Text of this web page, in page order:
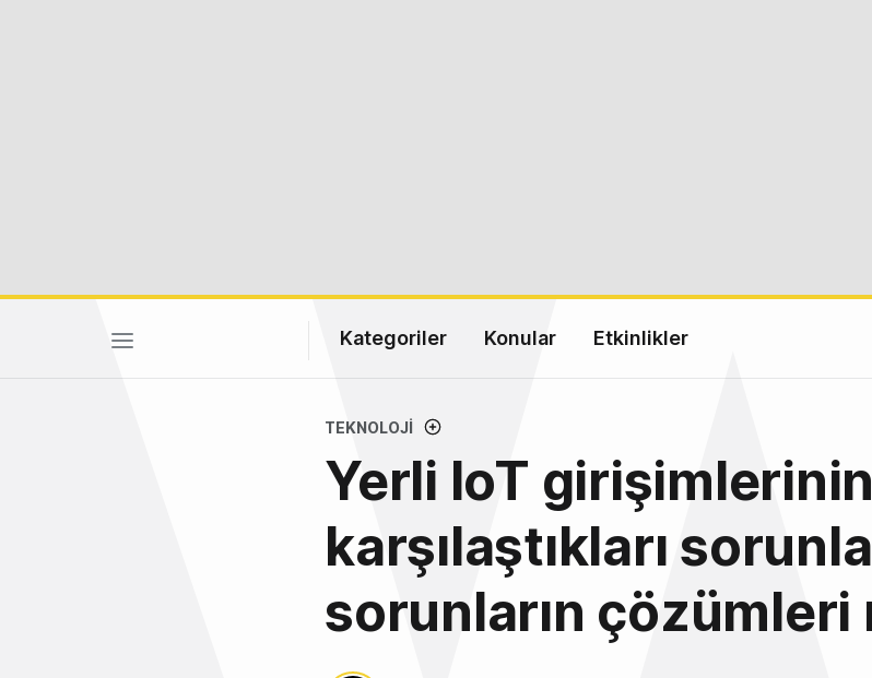
Kategoriler Konular Etkinlikler
TEKNOLOJI
Yerli IoT girişimlerinin
karşılaştıkları
sorunların çözümleri